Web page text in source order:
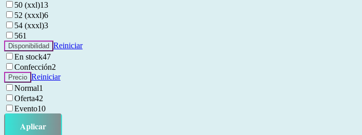
50 (xxl)13
52 (xxxl)6
54 (xxxl)3
561
Disponibilidad Reiniciar
En stock47
Confección2
Precio Reiniciar
Normal1
Oferta42
Evento10
Aplicar